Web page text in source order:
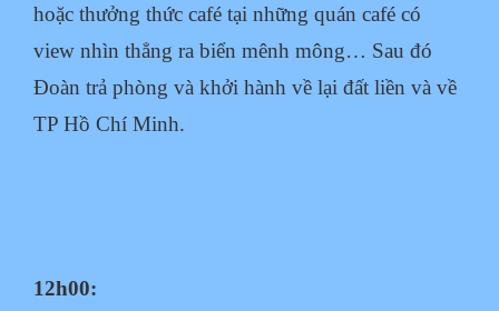
hoặc thưởng thức café tại những quán café có
view nhìn thẳng ra biển mênh mông… Sau đó
Đoàn trả phòng và khởi hành về lại đất liền và về
TP Hồ Chí Minh.
12h00: